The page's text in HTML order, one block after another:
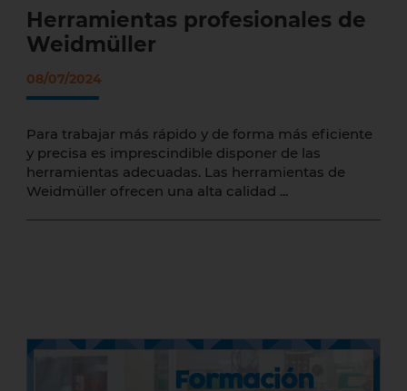
Herramientas profesionales de
Weidmüller
08/07/2024
Para trabajar más rápido y de forma más eficiente
y precisa es imprescindible disponer de las
herramientas adecuadas. Las herramientas de
Weidmüller ofrecen una alta calidad ...